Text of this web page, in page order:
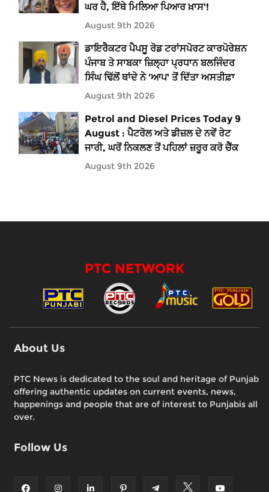
ਘਰ ਹੈ, ਇੱਥੇ ਮਿਲਿਆ ਪਿਆਰ ਖ਼ਾਸ'!
August 9th 2026
ਡਾਇਰੈਕਟਰ ਪੈਪਸੂ ਰੋਡ ਟਰਾਂਸਪੋਰਟ ਕਾਰਪੋਰੇਸ਼ਨ
ਪੰਜਾਬ ਤੇ ਸਾਬਕਾ ਜ਼ਿਲ੍ਹਾ ਪ੍ਰਧਾਨ ਬਲਜਿੰਦਰ
ਸਿੰਘ ਢਿੱਲੋਂ ਥਾਂਦੇ ਨੇ 'ਆਪ' ਤੋਂ ਦਿੱਤਾ ਅਸਤੀਫ਼ਾ
August 9th 2026
Petrol and Diesel Prices Today 9
August : ਪੈਟਰੋਲ ਅਤੇ ਡੀਜ਼ਲ ਦੇ ਨਵੇਂ ਰੇਟ
ਜਾਰੀ, ਘਰੋਂ ਨਿਕਲਣ ਤੋਂ ਪਹਿਲਾਂ ਜ਼ਰੂਰ ਕਰੋ ਚੈੱਕ
August 9th 2026
PTC NETWORK
About Us
PTC News is dedicated to the soul and heritage of Punjab
offering authentic updates on current events, news,
happenings and people that are of interest to Punjabis all
over.
Follow Us